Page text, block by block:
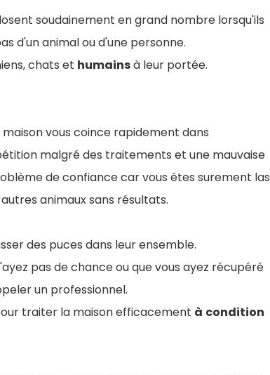
soudainement en grand nombre lorsqu'ils
d'un animal ou d'une personne.
chats et humainsà leur portée.
vous coince rapidement dans
malgré des traitements et une mauvaise
de confiance car vous êtes surement las
animaux sans résultats.
des puces dans leur ensemble.
pas de chance ou que vous ayez récupéré
un professionnel.
traiter la maison efficacement à condition